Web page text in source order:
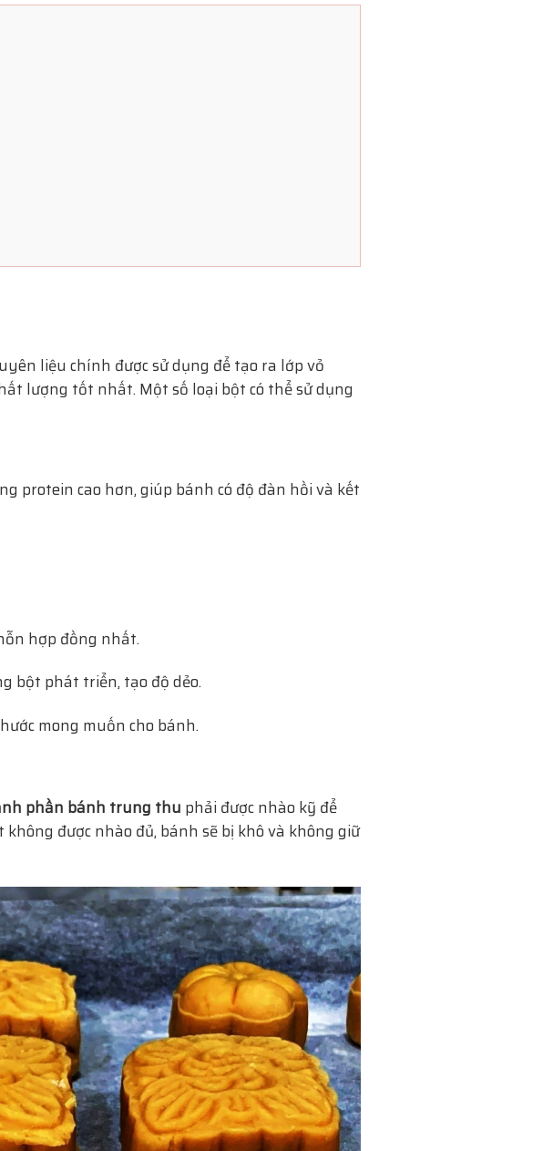
liệu chính được sử dụng để tạo ra lớp vỏ
lượng tốt nhất. Một số loại bột có thể sử dụng
protein cao hơn, giúp bánh có độ đàn hồi và kết
hợp đồng nhất.
bột phát triển, tạo độ dẻo.
mong muốn cho bánh.
phần bánh trung thu phải được nhào kỹ để
được nhào đủ, bánh sẽ bị khô và không giữ